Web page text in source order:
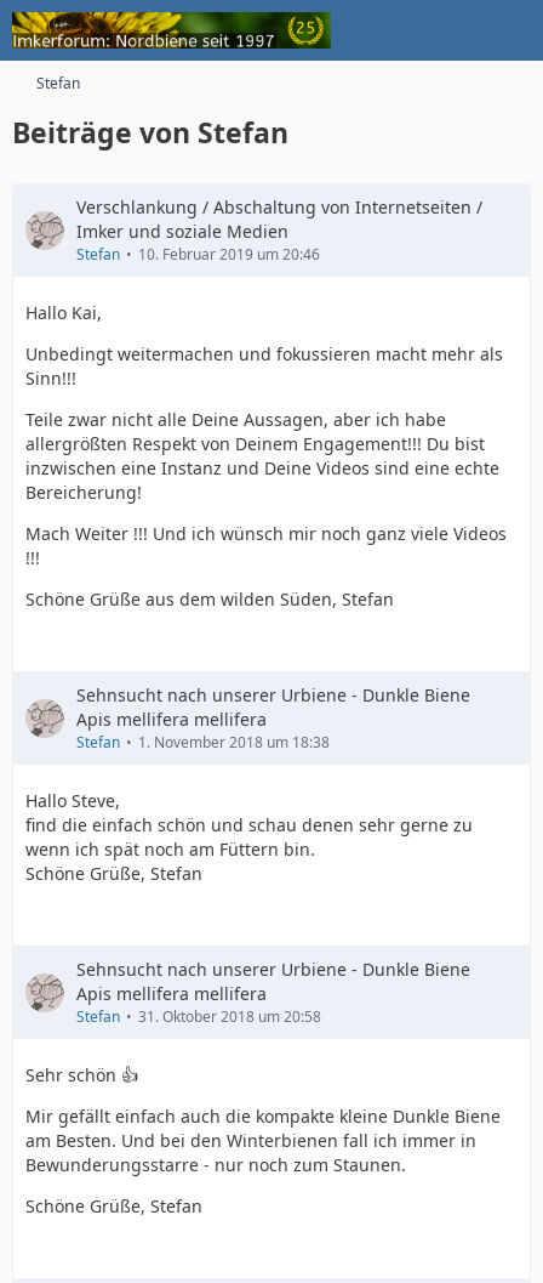
Stefan
Beiträge von Stefan
Verschlankung / Abschaltung von Internetseiten /
Imker und soziale Medien
Stefan 10. Februar 2019 um 20:46
Hallo Kai,
Unbedingt weitermachen und fokussieren macht mehr als
Sinn!!!
Teile zwar nicht alle Deine Aussagen, aber ich habe
allergrößten Respekt von Deinem Engagement!!! Du bist
inzwischen eine Instanz und Deine Videos sind eine echte
Bereicherung!
Mach Weiter !!! Und ich wünsch mir noch ganz viele Videos
!!!
Schöne Grüße aus dem wilden Süden, Stefan
Sehnsucht nach unserer Urbiene - Dunkle Biene
Apis mellifera mellifera
Stefan 1. November 2018 um 18:38
Hallo Steve,
find die einfach schön und schau denen sehr gerne zu
wenn ich spät noch am Füttern bin.
Schöne Grüße, Stefan
Sehnsucht nach unserer Urbiene - Dunkle Biene
Apis mellifera mellifera
Stefan 31. Oktober 2018 um 20:58
Sehr schön 👍
Mir gefällt einfach auch die kompakte kleine Dunkle Biene
am Besten. Und bei den Winterbienen fall ich immer in
Bewunderungsstarre - nur noch zum Staunen.
Schöne Grüße, Stefan